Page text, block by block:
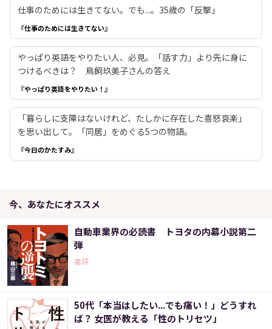
仕事のためには生きてない。でも...。35歳の「反撃」
『仕事のためには生きてない』
やっぱり英語をやりたい人、必見。「話す力」より先に身に
つけるべきは？ 鳥飼玖美子さんの答え
『やっぱり英語をやりたい！』
「暮らしに支障はないけれど、たしかに存在した喜怒哀楽」
を思い出して。「同居」をめぐる5つの物語。
『今日のかたすみ』
今、あなたにオススメ
自動車業界の必読書 トヨタの内幕小説第二
弾
書評
50代「本当はしたい...でも痛い！」どうすれ
ば？ 女医が教える「性のトリセツ」